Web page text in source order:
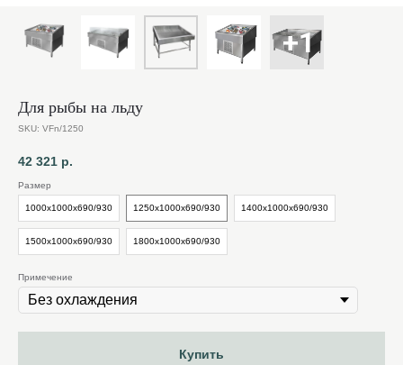
Для рыбы на льду
SKU: VFn/1250
42 321 р.
Размер
1000х1000х690/930 1250х1000х690/930 1400х1000х690/930
1500х1000х690/930 1800х1000х690/930
Примечение
Купить